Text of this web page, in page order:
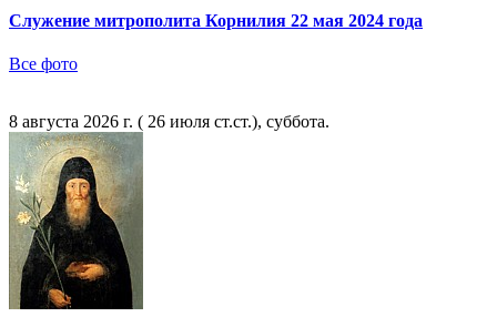
Служение митрополита Корнилия 22 мая 2024 года
Все фото
8 августа 2026 г. ( 26 июля ст.ст.), суббота.